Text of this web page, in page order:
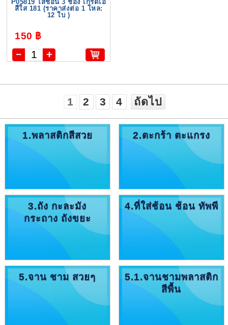
P05819 ใส่ช้อน 3 ช่อง เกรดเอ
สีใส 181 (ราคาส่งต่อ 1 โหล:
12 ใบ )
150 ฿
1 2 3 4 ถัดไป
1.พลาสติกสีสวย 2.ตะกร้า ตะแกรง
3.ถัง กะละมัง
กระถาง ถังขยะ
4.ที่ใส่ช้อน ช้อน ทัพพี
5.จาน ชาม สวยๆ
5.1.จานชามพลาสติก
สีพื้น